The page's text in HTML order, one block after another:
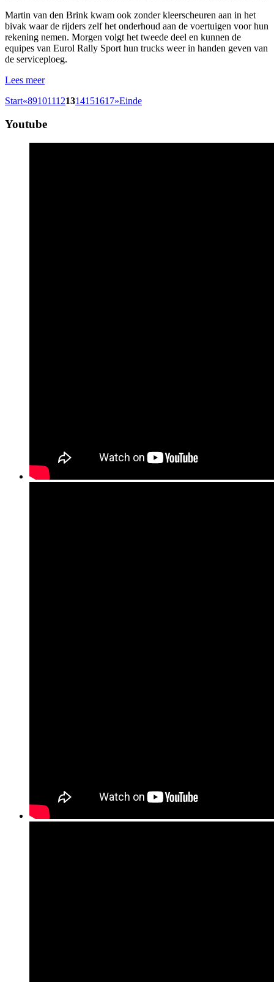
Martin van den Brink kwam ook zonder kleerscheuren aan in het
bivak waar de rijders zelf het onderhoud aan de voertuigen voor hun
rekening nemen. Morgen volgt het tweede deel en kunnen de
equipes van Eurol Rally Sport hun trucks weer in handen geven van
de serviceploeg.
Lees meer
Start«891011121314151617»Einde
Youtube